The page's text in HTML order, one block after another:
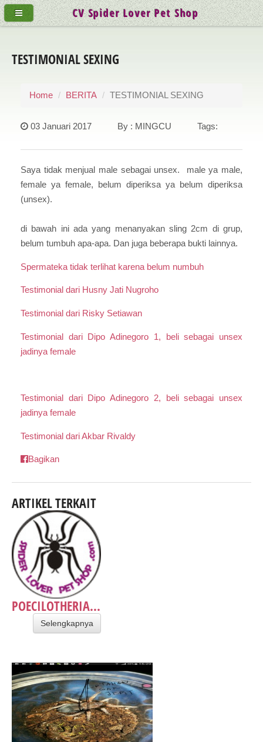
TESTIMONIAL SEXING
Home BERITA TESTIMONIAL SEXING
03 Januari 2017 By : MINGCU Tags:
Saya tidak menjual male sebagai unsex. male ya male,
female ya female, belum diperiksa ya belum diperiksa
(unsex).
di bawah ini ada yang menanyakan sling 2cm di grup,
belum tumbuh apa-apa. Dan juga beberapa bukti lainnya.
Spermateka tidak terlihat karena belum numbuh
Testimonial dari Husny Jati Nugroho
Testimonial dari Risky Setiawan
Testimonial dari Dipo Adinegoro 1, beli sebagai unsex
jadinya female
Testimonial dari Dipo Adinegoro 2, beli sebagai unsex
jadinya female
Testimonial dari Akbar Rivaldy
Bagikan
ARTIKEL TERKAIT
POECILOTHERIA...
Selengkapnya
CV Spider Lover Pet Shop